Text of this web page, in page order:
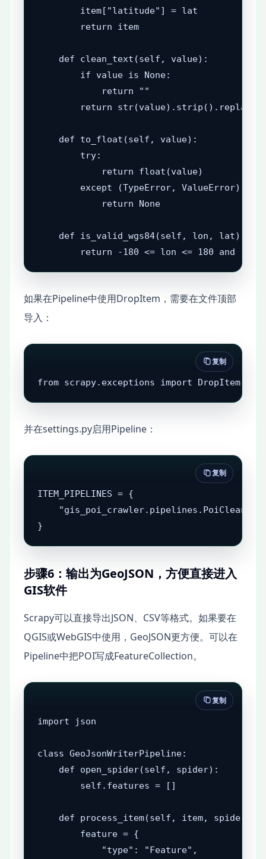
        item["latitude"] = lat
        return item
    def clean_text(self, value):
        if value is None:
            return ""
return
    def to_float(self, value):
        try:
            return float(value)
        except (TypeError, ValueError):
            return None
    def is_valid_wgs84(self, lon, lat):
如果在Pipeline中使用DropItem，需要在文件顶部
导入：
from scrapy.exceptions import DropItem
复制
并在settings.py启用Pipeline：
ITEM_PIPELINES = {
}
复制
步骤6：输出为GeoJSON，方便直接进入
GIS软件
Scrapy可以直接导出JSON、CSV等格式。如果要在
QGIS或WebGIS中使用，GeoJSON更方便。可以在
Pipeline中把POI写成FeatureCollection。
import json
class GeoJsonWriterPipeline:
    def open_spider(self, spider):
        self.features = []
    def process_item(self, item, spider):
        feature = {
            "type": "Feature",
复制